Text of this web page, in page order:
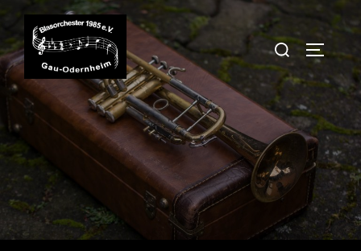
Inhalt
springen
Suchen
nach: